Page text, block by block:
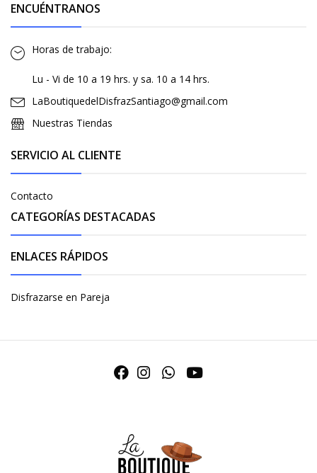
ENCUÉNTRANOS
Horas de trabajo:
Lu - Vi de 10 a 19 hrs. y sa. 10 a 14 hrs.
LaBoutiquedelDisfrazSantiago@gmail.com
Nuestras Tiendas
SERVICIO AL CLIENTE
Contacto
CATEGORÍAS DESTACADAS
ENLACES RÁPIDOS
Disfrazarse en Pareja